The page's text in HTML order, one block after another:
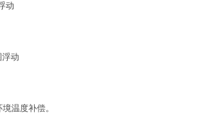
动
动
温度补偿。